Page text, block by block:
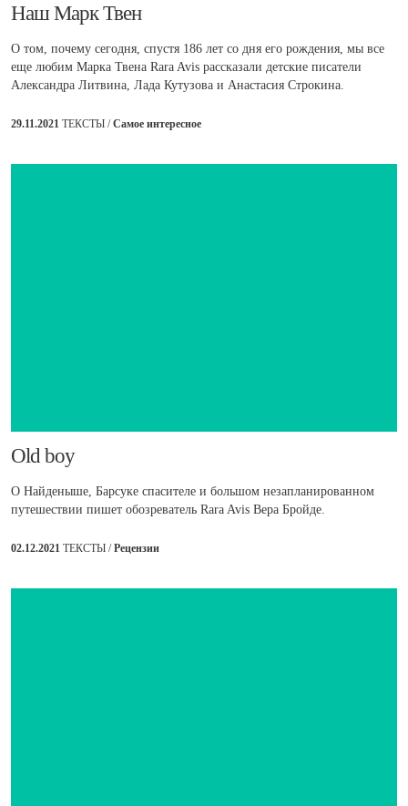
​Наш Марк Твен
О том, почему сегодня, спустя 186 лет со дня его рождения, мы все
еще любим Марка Твена Rara Avis рассказали детские писатели
Александра Литвина, Лада Кутузова и Анастасия Строкина.
29.11.2021 ТЕКСТЫ /Самое интересное
​Old boy
О Найденыше, Барсуке спасителе и большом незапланированном
путешествии пишет обозреватель Rara Avis Вера Бройде.
02.12.2021 ТЕКСТЫ /Рецензии